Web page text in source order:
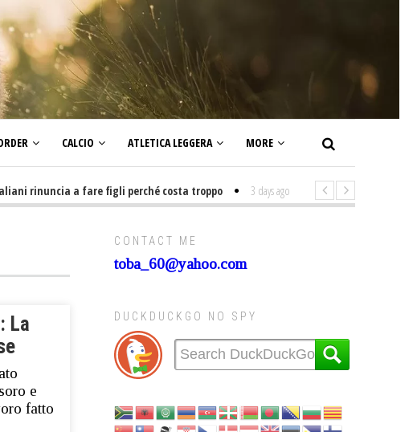
CALCIO ATLETICA LEGGERA MORE
a fare figli perché costa troppo 3 days ago - Non mi interesso di politica
La
e
fatto
CONTACT ME
toba_60@yahoo.com
DUCKDUCKGO NO SPY